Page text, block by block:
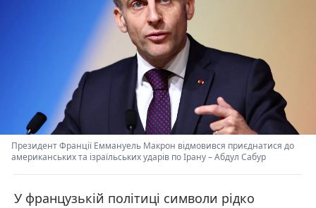
Президент Франції Еммануель Макрон відмовився приєднатися до
американських та ізраїльських ударів по Ірану–Абдул Сабур
У французькій політиці символи рідко